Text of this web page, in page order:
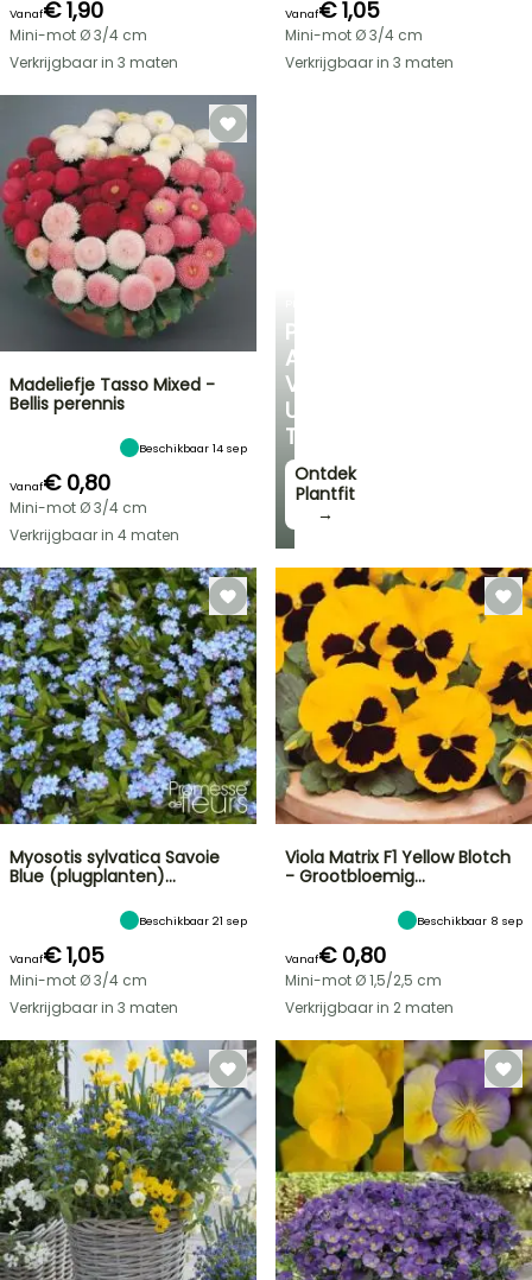
PERSOONLIJK
ADVIES
VOOR
UW
TUIN
Ontdek
Plantfit
→
Vanaf€ 1,90
Mini-mot Ø 3/4 cm
Verkrijgbaar in 3 maten
Vanaf€ 1,05
Mini-mot Ø 3/4 cm
Verkrijgbaar in 3 maten
Madeliefje Tasso Mixed -
Bellis perennis
Beschikbaar 14 sep
Vanaf€ 0,80
Mini-mot Ø 3/4 cm
Verkrijgbaar in 4 maten
Myosotis sylvatica Savoie
Blue (plugplanten)…
Beschikbaar 21 sep
Vanaf€ 1,05
Mini-mot Ø 3/4 cm
Verkrijgbaar in 3 maten
Viola Matrix F1 Yellow Blotch
- Grootbloemig…
Beschikbaar 8 sep
Vanaf€ 0,80
Mini-mot Ø 1,5/2,5 cm
Verkrijgbaar in 2 maten